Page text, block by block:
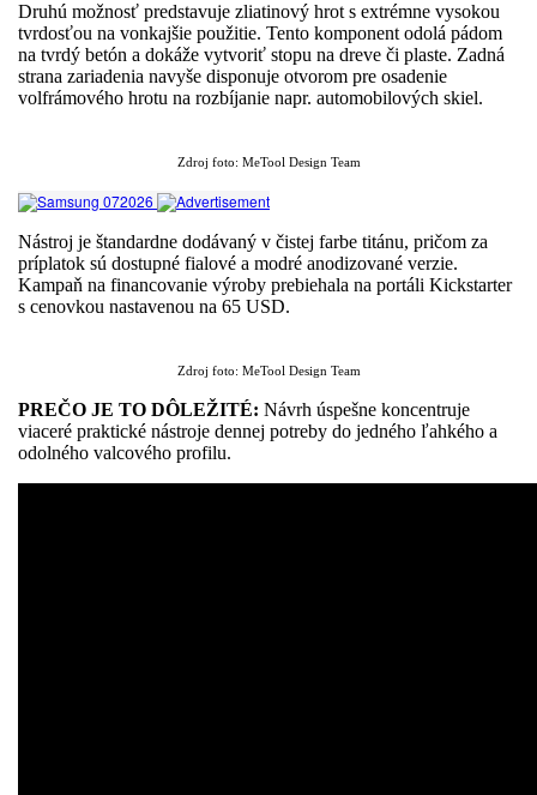
Druhú možnosť predstavuje zliatinový hrot s extrémne vysokou
tvrdosťou na vonkajšie použitie. Tento komponent odolá pádom
na tvrdý betón a dokáže vytvoriť stopu na dreve či plaste. Zadná
strana zariadenia navyše disponuje otvorom pre osadenie
volfrámového hrotu na rozbíjanie napr. automobilových skiel.
Zdroj foto: MeTool Design Team
Nástroj je štandardne dodávaný v čistej farbe titánu, pričom za
príplatok sú dostupné fialové a modré anodizované verzie.
Kampaň na financovanie výroby prebiehala na portáli Kickstarter
s cenovkou nastavenou na 65 USD.
Zdroj foto: MeTool Design Team
PREČO JE TO DÔLEŽITÉ: Návrh úspešne koncentruje
viaceré praktické nástroje dennej potreby do jedného ľahkého a
odolného valcového profilu.